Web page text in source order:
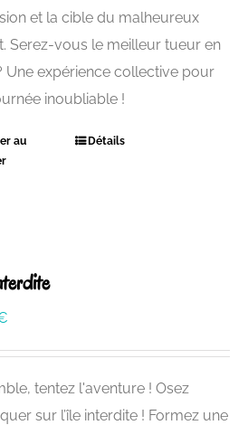
et la cible du malheureux
Serez-vous le meilleur tueur en
Une expérience collective pour
inoubliable !
au
Détails
tentez l'aventure ! Osez
sur l’île interdite ! Formez une